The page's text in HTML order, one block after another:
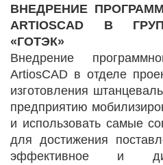
ВНЕДРЕНИЕ
ARTIOSCAD В
«ГОТЭК»
Внедрение
ArtiosCAD в отделе
изготовления
предприятию
и использовать самые
для достижения
эффективное и